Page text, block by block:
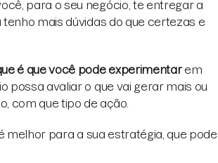
para o seu negócio, te entregar a
mais dúvidas do que certezas e
é que você pode experimentar em
possa avaliar o que vai gerar mais ou
com que tipo de ação.
melhor para a sua estratégia, que pode